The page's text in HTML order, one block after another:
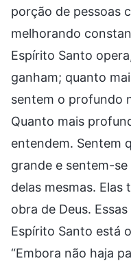
porção de pessoas
melhorando
Espírito Santo
ganham; quanto
sentem o profundo
Quanto mais
entendem. Sentem
grande e sentem-
delas mesmas.
obra de Deus.
Espírito Santo está
“Embora não haja